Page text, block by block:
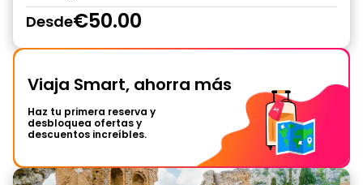
Desde€50.00
Viaja Smart, ahorra más
Haz tu primera reserva y
desbloquea ofertas y
descuentos increíbles.